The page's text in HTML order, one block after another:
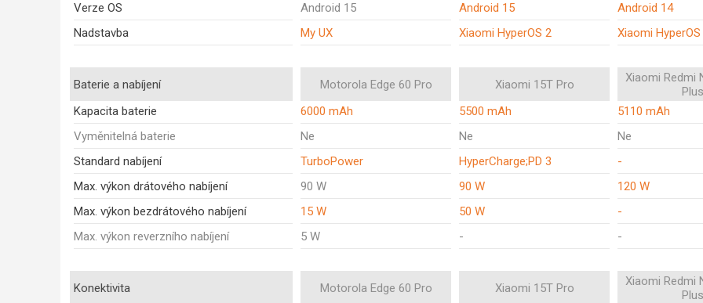
Verze OS
Android 15 Android 15
Android 14
Nadstavba
My UX Xiaomi HyperOS 2 Xiaomi HyperOS
Baterie a nabíjení Motorola Edge 60 Pro Xiaomi 15T Pro
Xiaomi Redmi
Plus
Kapacita baterie
6000 mAh 5500 mAh
5110 mAh
Vyměnitelná baterie
Ne Ne
Ne
Standard nabíjení
TurboPower HyperCharge;PD 3
-
Max. výkon drátového nabíjení
90 W 90 W
120 W
Max. výkon bezdrátového nabíjení
15 W 50 W
-
Max. výkon reverzního nabíjení
5 W - -
Konektivita Motorola Edge 60 Pro Xiaomi 15T Pro
Xiaomi Redmi
Plus